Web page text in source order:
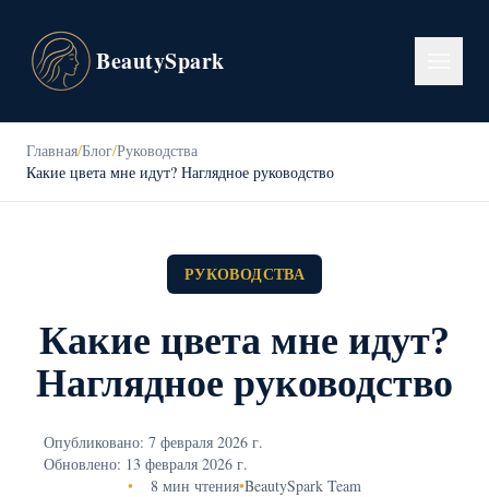
BeautySpark
Главная/Блог/Руководства
Какие цвета мне идут? Наглядное руководство
РУКОВОДСТВА
Какие цвета мне идут?
Наглядное руководство
Опубликовано: 7 февраля 2026 г.
Обновлено: 13 февраля 2026 г.
•
8 мин чтения•BeautySpark Team